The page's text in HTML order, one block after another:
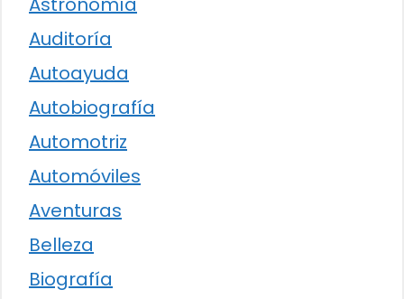
Auditoría
Autoayuda
Autobiografía
Automotriz
Automóviles
Aventuras
Belleza
Biografía